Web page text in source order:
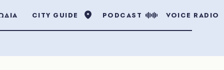
CITY GUIDE PODCAST VOICE RADIO